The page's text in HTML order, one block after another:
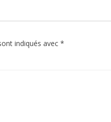
indiqués avec *